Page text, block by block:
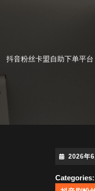
抖音粉丝卡盟自助下单平台
2026年6
Categories: